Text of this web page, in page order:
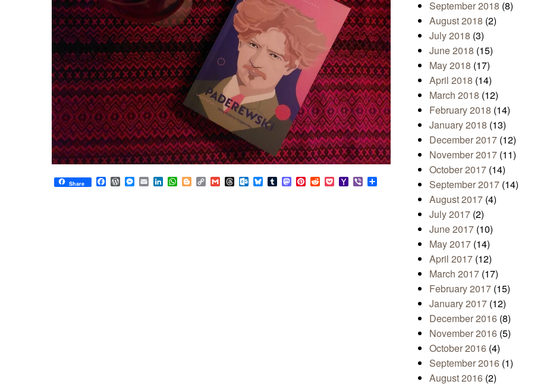
Share Facebook
WordPress
Messenger
EmailLinkedIn
WhatsApp
BloggerCopy
Link
GmailThreadsOutlook.com
Bluesky
TumblrMastodon
Pinterest
RedditPocketYahoo
Mail
Viber
September 2018 (8)
August 2018 (2)
July 2018 (3)
June 2018 (15)
May 2018 (17)
April 2018 (14)
March 2018 (12)
February 2018 (14)
January 2018 (13)
December 2017 (12)
November 2017 (11)
October 2017 (14)
September 2017 (14)
August 2017 (4)
July 2017 (2)
June 2017 (10)
May 2017 (14)
April 2017 (12)
March 2017 (17)
February 2017 (15)
January 2017 (12)
December 2016 (8)
November 2016 (5)
October 2016 (4)
September 2016 (1)
August 2016 (2)